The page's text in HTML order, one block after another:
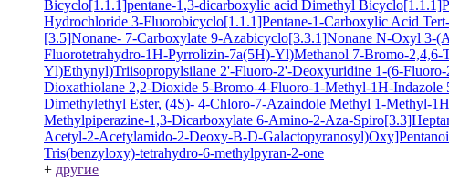
Bicyclo[1.1.1]pentane-1,3-dicarboxylic acid Dimethyl
Hydrochloride 3-Fluorobicyclo[1.1.1]Pentane-1-Carboxylic Acid
[3.5]Nonane- 7-Carboxylate 9-Azabicyclo[3.3.1]Nonane N-Oxyl 3-
Fluorotetrahydro-1H-Pyrrolizin-7a(5H)-Yl)Methanol 7-Bromo-2,4,6-
Yl)Ethynyl)Triisopropylsilane 2'-Fluoro-2'-Deoxyuridine 1-(6-
Dioxathiolane 2,2-Dioxide 5-Bromo-4-Fluoro-1-Methyl-1H-Indazole
Dimethylethyl Ester, (4S)- 4-Chloro-7-Azaindole Methyl 1-Methyl-
Methylpiperazine-1,3-Dicarboxylate 6-Amino-2-Aza-
Acetyl-2-Acetylamido-2-Deoxy-B-D-
Tris(benzyloxy)-tetrahydro-6-methylpyran-2-one
+ другие